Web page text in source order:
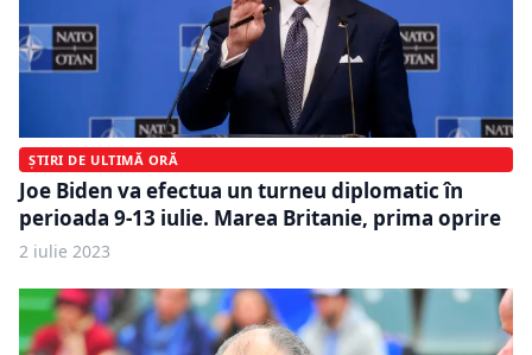
ȘTIRI DE ULTIMĂ ORĂ
Joe Biden va efectua un turneu diplomatic în
perioada 9-13 iulie. Marea Britanie, prima oprire
2 iulie 2023